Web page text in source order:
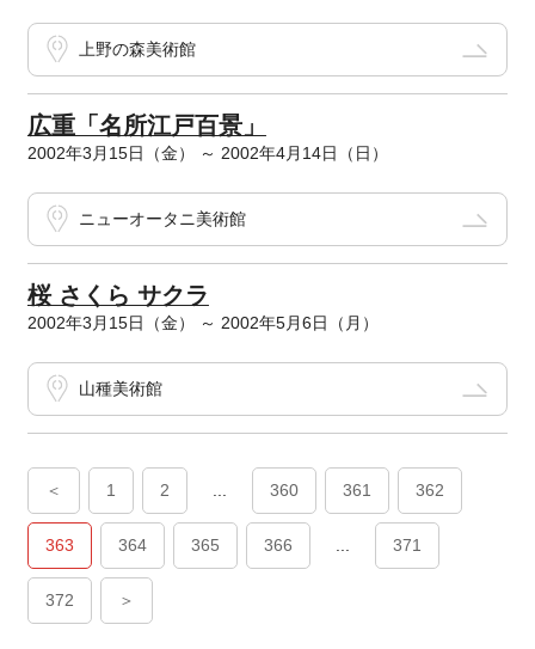
上野の森美術館
広重「名所江戸百景」
2002年3月15日（金） ～ 2002年4月14日（日）
ニューオータニ美術館
桜 さくら サクラ
2002年3月15日（金） ～ 2002年5月6日（月）
山種美術館
＜ 1 2 360 361 362
363 364 365 366 371
372 ＞